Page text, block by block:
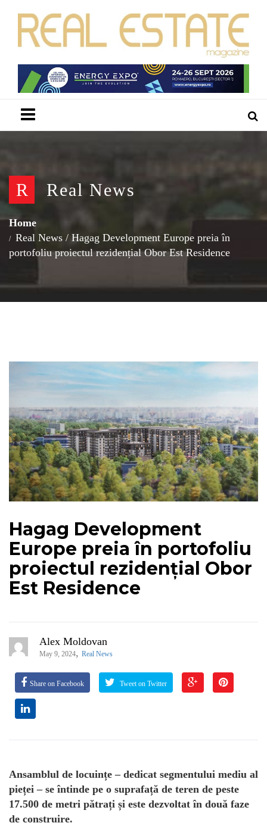
R Real News
Home
Real News / Hagag Development Europe preia în
portofoliu proiectul rezidențial Obor Est Residence
Hagag Development
Europe preia în portofoliu
proiectul rezidențial Obor
Est Residence
Alex Moldovan
May 9, 2024, Real News
Share on Facebook Tweet on Twitter
Ansamblul de locuințe – dedicat segmentului mediu al
pieței – se întinde pe o suprafață de teren de peste
17.500 de metri pătrați și este dezvoltat în două faze
de construire.